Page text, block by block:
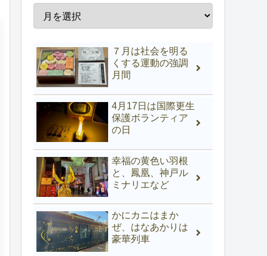
７月は社会を明る
くする運動の強調
月間
4月17日は国際更生
保護ボランティア
の日
幸福の黄色い羽根
と、鳳凰、神戸ル
ミナリエなど
かにカニはまか
ぜ、はなあかりは
豪華列車